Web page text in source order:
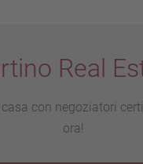
Real
con negoziatori
ora!